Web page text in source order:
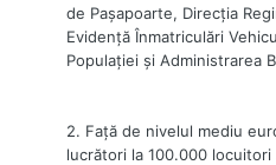
de Paşapoarte, Direcţia
Evidenţă Înmatriculări
Populaţiei şi Administrarea
2. Faţă de nivelul mediu
lucrători la 100.000